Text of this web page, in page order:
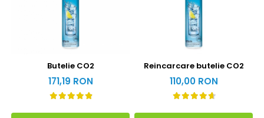
Butelie CO2
171,19 RON
Reincarcare butelie CO2
110,00 RON